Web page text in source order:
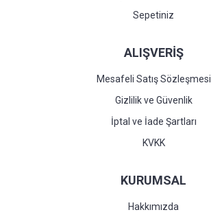
Sepetiniz
ALIŞVERİŞ
Mesafeli Satış Sözleşmesi
Gizlilik ve Güvenlik
İptal ve İade Şartları
KVKK
KURUMSAL
Hakkımızda